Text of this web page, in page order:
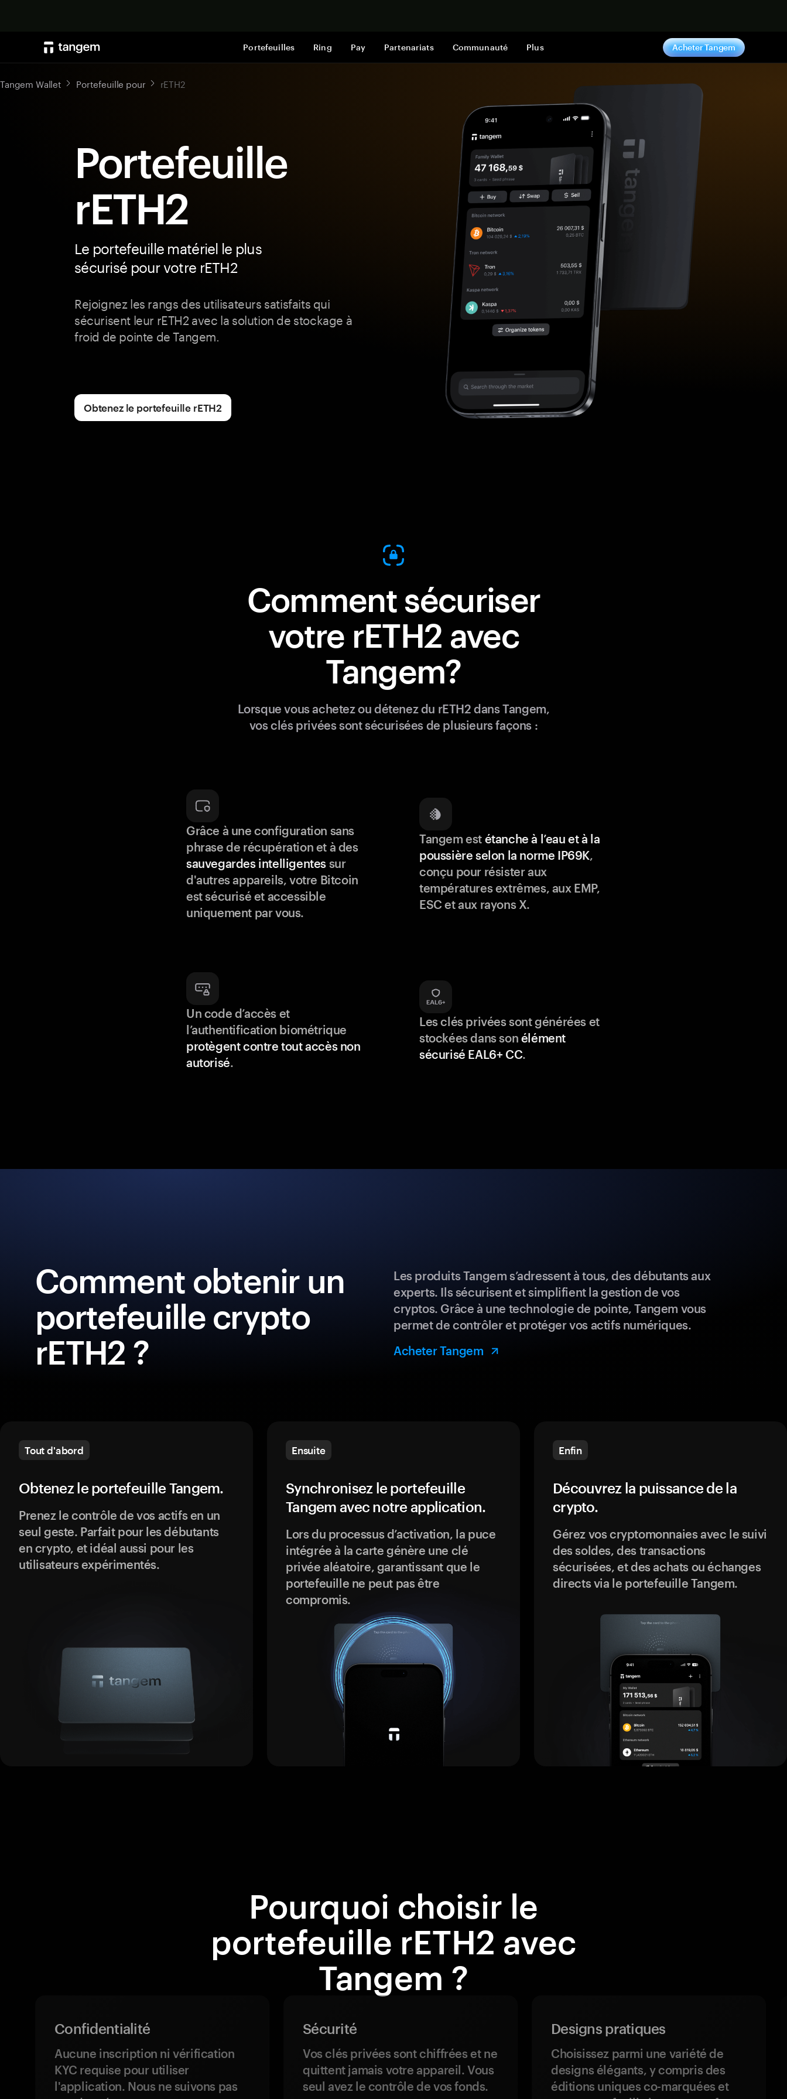
Portefeuilles Ring Pay Partenariats Communauté Plus Acheter Tangem
Tangem Wallet Portefeuille pour rETH2
Portefeuille
rETH2
Le portefeuille matériel le plus
sécurisé pour votre rETH2
Rejoignez les rangs des utilisateurs satisfaits qui
sécurisent leur rETH2 avec la solution de stockage à
froid de pointe de Tangem.
Obtenez le portefeuille rETH2
Comment sécuriser
votre rETH2 avec
Tangem?
Lorsque vous achetez ou détenez du rETH2 dans Tangem,
vos clés privées sont sécurisées de plusieurs façons :
Grâce à une configuration sans
phrase de récupération et à des
sauvegardes intelligentes sur
d'autres appareils, votre Bitcoin
est sécurisé et accessible
uniquement par vous.
Tangem est étanche à l’eau et à la
poussière selon la norme IP69K,
conçu pour résister aux
températures extrêmes, aux EMP,
ESC et aux rayons X.
Un code d’accès et
l’authentification biométrique
protègent contre tout accès non
autorisé.
Les clés privées sont générées et
stockées dans son élément
sécurisé EAL6+ CC.
Comment obtenir un
portefeuille crypto
rETH2 ?
Les produits Tangem s’adressent à tous, des débutants aux
experts. Ils sécurisent et simplifient la gestion de vos
cryptos. Grâce à une technologie de pointe, Tangem vous
permet de contrôler et protéger vos actifs numériques.
Acheter Tangem
Tout d'abord
Obtenez le portefeuille Tangem.
Prenez le contrôle de vos actifs en un
seul geste. Parfait pour les débutants
en crypto, et idéal aussi pour les
utilisateurs expérimentés.
Ensuite
Synchronisez le portefeuille
Tangem avec notre application.
Lors du processus d’activation, la puce
intégrée à la carte génère une clé
privée aléatoire, garantissant que le
portefeuille ne peut pas être
compromis.
Enfin
Découvrez la puissance de la
crypto.
Gérez vos cryptomonnaies avec le suivi
des soldes, des transactions
sécurisées, et des achats ou échanges
directs via le portefeuille Tangem.
Pourquoi choisir le
portefeuille rETH2 avec
Tangem ?
Confidentialité
Aucune inscription ni vérification
KYC requise pour utiliser
l'application. Nous ne suivons pas
Sécurité
Vos clés privées sont chiffrées et ne
quittent jamais votre appareil. Vous
seul avez le contrôle de vos fonds.
Designs pratiques
Choisissez parmi une variété de
designs élégants, y compris des
éditions uniques co-marquées et